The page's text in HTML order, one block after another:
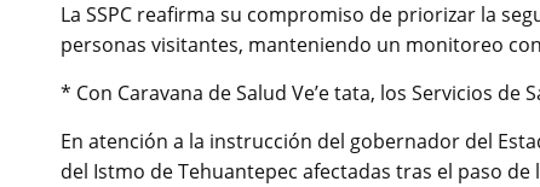
La SSPC reafirma su compromiso de priorizar la
personas visitantes, manteniendo un monitoreo
* Con Caravana de Salud Ve’e tata, los Servicios
En atención a la instrucción del gobernador del
del Istmo de Tehuantepec afectadas tras el paso de